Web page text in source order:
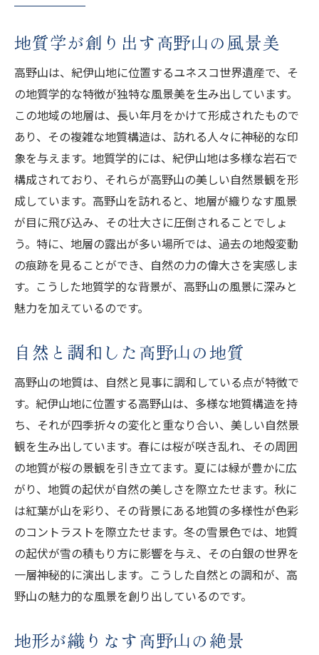
地質学が創り出す高野山の風景美
高野山は、紀伊山地に位置するユネスコ世界遺産で、そ
の地質学的な特徴が独特な風景美を生み出しています。
この地域の地層は、長い年月をかけて形成されたもので
あり、その複雑な地質構造は、訪れる人々に神秘的な印
象を与えます。地質学的には、紀伊山地は多様な岩石で
構成されており、それらが高野山の美しい自然景観を形
成しています。高野山を訪れると、地層が織りなす風景
が目に飛び込み、その壮大さに圧倒されることでしょ
う。特に、地層の露出が多い場所では、過去の地殻変動
の痕跡を見ることができ、自然の力の偉大さを実感しま
す。こうした地質学的な背景が、高野山の風景に深みと
魅力を加えているのです。
自然と調和した高野山の地質
高野山の地質は、自然と見事に調和している点が特徴で
す。紀伊山地に位置する高野山は、多様な地質構造を持
ち、それが四季折々の変化と重なり合い、美しい自然景
観を生み出しています。春には桜が咲き乱れ、その周囲
の地質が桜の景観を引き立てます。夏には緑が豊かに広
がり、地質の起伏が自然の美しさを際立たせます。秋に
は紅葉が山を彩り、その背景にある地質の多様性が色彩
のコントラストを際立たせます。冬の雪景色では、地質
の起伏が雪の積もり方に影響を与え、その白銀の世界を
一層神秘的に演出します。こうした自然との調和が、高
野山の魅力的な風景を創り出しているのです。
地形が織りなす高野山の絶景